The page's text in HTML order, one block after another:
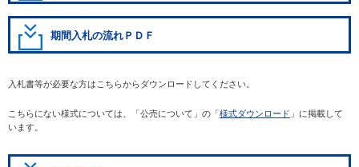
期間入札の流れＰＤＦ
入札書等が必要な方はこちらからダウンロードしてください。
こちらにない様式については、「公売について」の「様式ダウンロード 」に掲載して
います。